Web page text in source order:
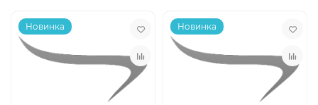
Новинка Новинка